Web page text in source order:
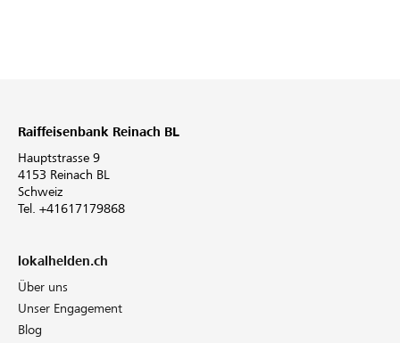
Raiffeisenbank Reinach BL
Hauptstrasse 9
4153 Reinach BL
Schweiz
Tel. +41617179868
lokalhelden.ch
Über uns
Unser Engagement
Blog